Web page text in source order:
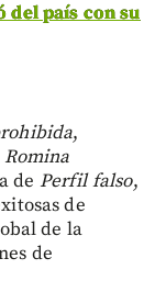
del país con su
,
Romina
de Perfil falso,
de
de la
de